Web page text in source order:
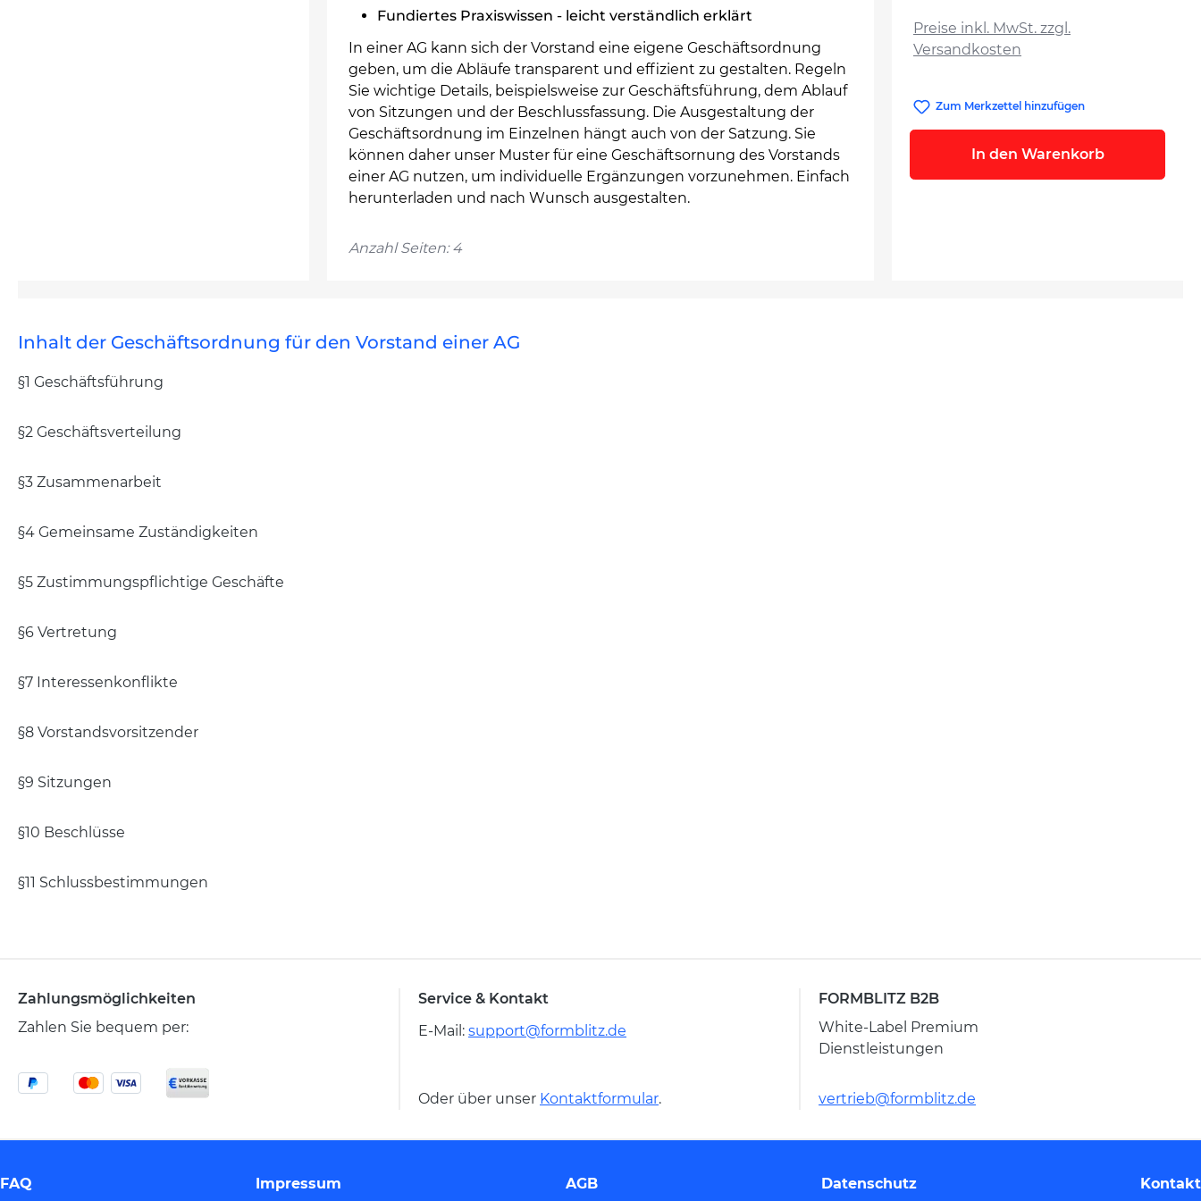
Fundiertes Praxiswissen - leicht verständlich erklärt
In einer AG kann sich der Vorstand eine eigene Geschäftsordnung
geben, um die Abläufe transparent und effizient zu gestalten. Regeln
Sie wichtige Details, beispielsweise zur Geschäftsführung, dem Ablauf
von Sitzungen und der Beschlussfassung. Die Ausgestaltung der
Geschäftsordnung im Einzelnen hängt auch von der Satzung. Sie
können daher unser Muster für eine Geschäftsornung des Vorstands
einer AG nutzen, um individuelle Ergänzungen vorzunehmen. Einfach
herunterladen und nach Wunsch ausgestalten.
Anzahl Seiten: 4
Preise inkl. MwSt. zzgl.
Versandkosten
Zum Merkzettel hinzufügen
In den Warenkorb
Inhalt der Geschäftsordnung für den Vorstand einer AG
§1 Geschäftsführung
§2 Geschäftsverteilung
§3 Zusammenarbeit
§4 Gemeinsame Zuständigkeiten
§5 Zustimmungspflichtige Geschäfte
§6 Vertretung
§7 Interessenkonflikte
§8 Vorstandsvorsitzender
§9 Sitzungen
§10 Beschlüsse
§11 Schlussbestimmungen
Zahlungsmöglichkeiten
Zahlen Sie bequem per:
Service & Kontakt
E-Mail: support@formblitz.de
Oder über unser Kontaktformular.
FORMBLITZ B2B
White-Label Premium
Dienstleistungen
vertrieb@formblitz.de
FAQ Impressum AGB Datenschutz Kontakt